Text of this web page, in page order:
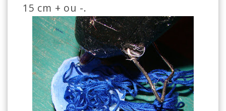
15 cm + ou -.